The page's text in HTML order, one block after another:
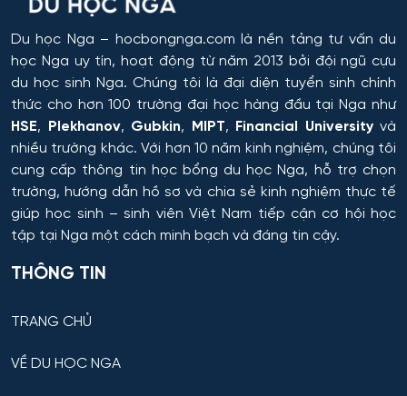
Du học Nga – hocbongnga.com là nền tảng tư vấn du
học Nga uy tín, hoạt động từ năm 2013 bởi đội ngũ cựu
du học sinh Nga. Chúng tôi là đại diện tuyển sinh chính
thức cho hơn 100 trường đại học hàng đầu tại Nga như
HSE, Plekhanov, Gubkin, MIPT, Financial Universityvà
nhiều trường khác. Với hơn 10 năm kinh nghiệm, chúng tôi
cung cấp thông tin học bổng du học Nga, hỗ trợ chọn
trường, hướng dẫn hồ sơ và chia sẻ kinh nghiệm thực tế
giúp học sinh – sinh viên Việt Nam tiếp cận cơ hội học
tập tại Nga một cách minh bạch và đáng tin cậy.
THÔNG TIN
TRANG CHỦ
VỀ DU HỌC NGA